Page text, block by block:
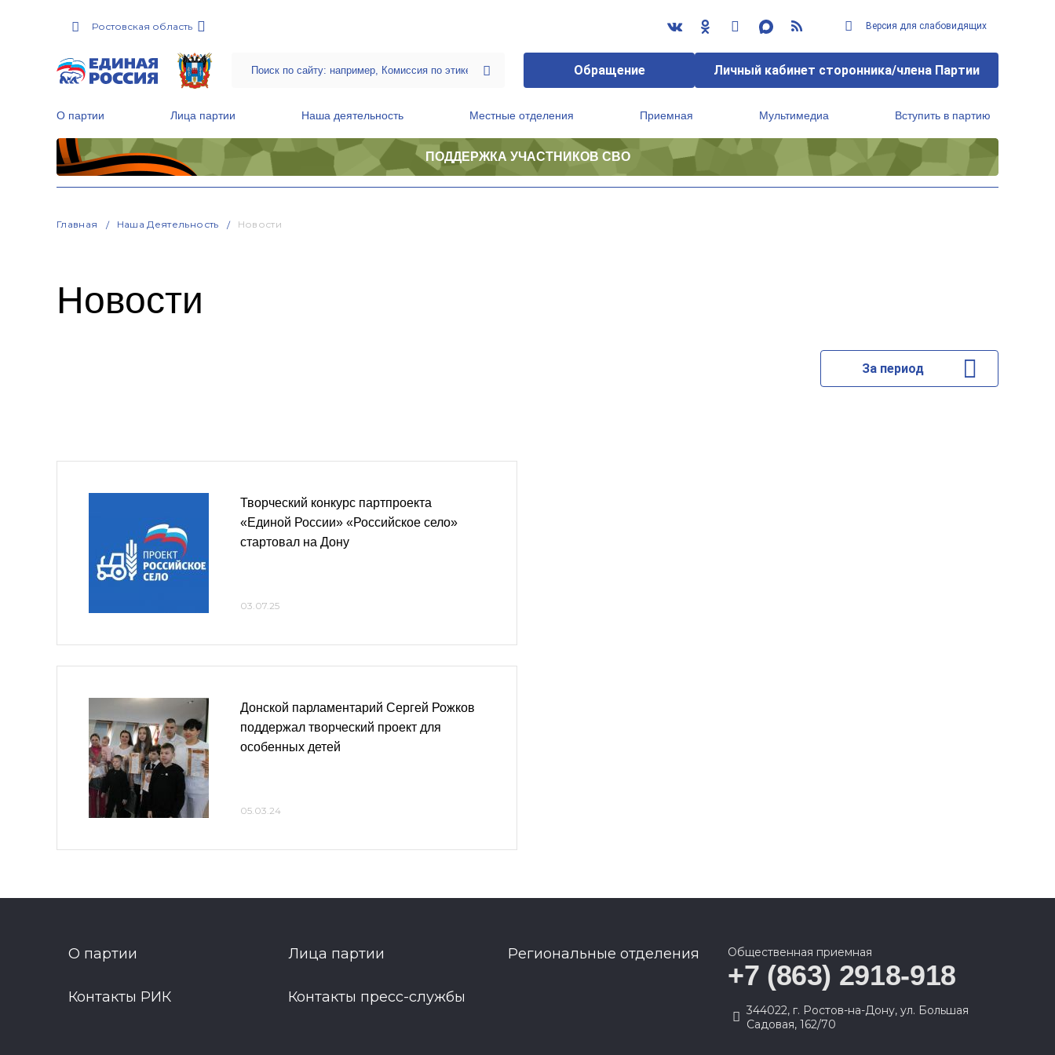
Ростовская область Версия для слабовидящих
Обращение Личный кабинет сторонника/члена Партии
О партии Лица партии Наша деятельность Местные отделения Приемная Мультимедиа Вступить в партию
ПОДДЕРЖКА УЧАСТНИКОВ СВО
Главная Наша Деятельность Новости
Новости
За период
Творческий конкурс партпроекта
«Единой России» «Российское село»
стартовал на Дону
03.07.25
Донской парламентарий Сергей Рожков
поддержал творческий проект для
особенных детей
05.03.24
О партии Лица партии Региональные отделения
Контакты РИК Контакты пресс-службы
Общественная приемная
+7 (863) 2918-918
344022, г. Ростов-на-Дону, ул. Большая
Садовая, 162/70